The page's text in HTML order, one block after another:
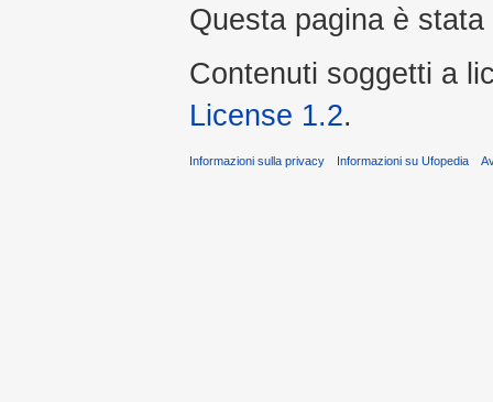
Questa pagina è
Contenuti soggetti a
License 1.2.
Informazioni sulla privacy Informazioni su Ufopedia